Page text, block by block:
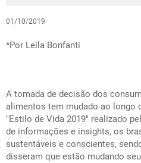
01/10/2019
*Por Leila Bonfanti
A tomada de decisão dos
alimentos tem mudado ao longo
"Estilo de Vida 2019" realizado
de informações e insights, os
sustentáveis e conscientes,
disseram que estão mudando